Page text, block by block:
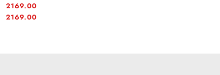
Cena:
2169.00
Cena:
2169.00